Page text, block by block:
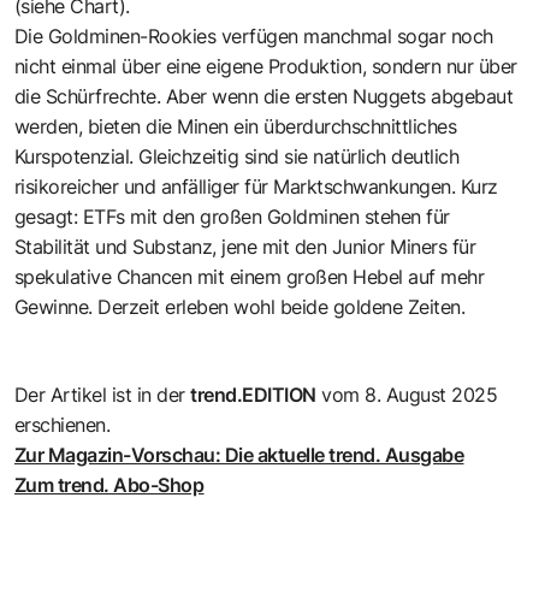
(siehe Chart).
Die Goldminen-Rookies verfügen manchmal sogar noch
nicht einmal über eine eigene Produktion, sondern nur über
die Schürfrechte. Aber wenn die ersten Nuggets abgebaut
werden, bieten die Minen ein überdurchschnittliches
Kurspotenzial. Gleichzeitig sind sie natürlich deutlich
risikoreicher und anfälliger für Marktschwankungen. Kurz
gesagt: ETFs mit den großen Goldminen stehen für
Stabilität und Substanz, jene mit den Junior Miners für
spekulative Chancen mit einem großen Hebel auf mehr
Gewinne. Derzeit erleben wohl beide goldene Zeiten.
Der Artikel ist in dertrend.EDITION vom 8. August 2025
erschienen.
Zur Magazin-Vorschau: Die aktuelle trend. Ausgabe
Zum trend. Abo-Shop